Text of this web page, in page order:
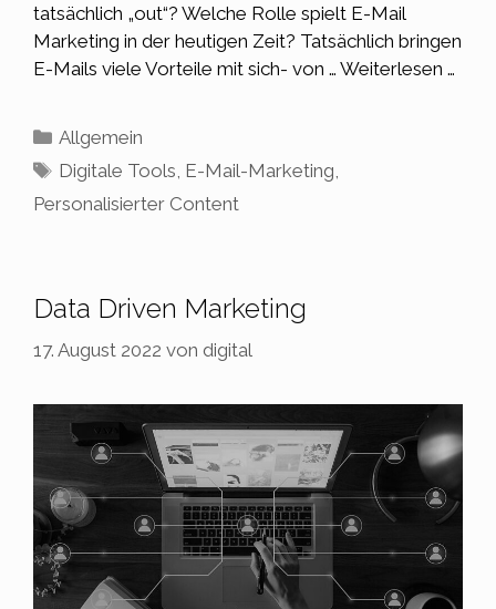
tatsächlich „out“? Welche Rolle spielt E-Mail
Marketing in der heutigen Zeit? Tatsächlich bringen
E-Mails viele Vorteile mit sich- von … Weiterlesen …
Kategorien
Allgemein
Schlagwörter
Digitale Tools E-Mail-Marketing
Personalisierter Content
Data Driven Marketing
17. August 2022 von digital